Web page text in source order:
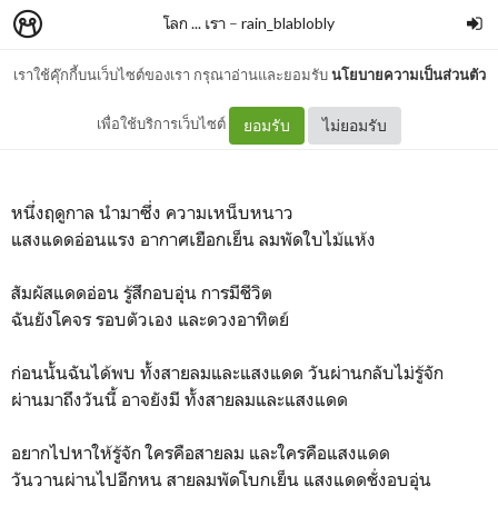
เราใช้คุ๊กกี้บนเว็บไซต์ของเรา กรุณาอ่านและยอมรับนโยบายความเป็นส่วนตัว
เพื่อใช้บริการเว็บไซต์ ยอมรับ ไม่ยอมรับ
โลก ... เรา – rain_blablobly
โลก เรา
หนึ่งฤดูกาล นำมาซึ่ง ความเหน็บหนาว
แสงแดดอ่อนแรง อากาศเยือกเย็น ลมพัดใบไม้แห้ง
สัมผัสแดดอ่อน รู้สึกอบอุ่น การมีชีวิต
ฉันยังโคจร รอบตัวเอง และดวงอาทิตย์
ก่อนนั้นฉันได้พบ ทั้งสายลมและแสงแดด วันผ่านกลับไม่รู้จัก
ผ่านมาถึงวันนี้ อาจยังมี ทั้งสายลมและแสงแดด
อยากไปหาให้รู้จัก ใครคือสายลม และใครคือแสงแดด
วันวานผ่านไปอีกหน สายลมพัดโบกเย็น แสงแดดชั่งอบอุ่น